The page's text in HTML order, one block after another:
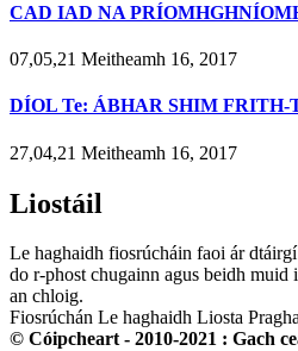
CAD IAD NA
07,05,21 Meitheamh 16, 2017
DÍOL Te: ÁBHAR SHIM FRITH-
27,04,21 Meitheamh 16, 2017
Liostáil
Le haghaidh fiosrúcháin faoi ár
do r-phost chugainn agus beidh muid
an chloig.
Fiosrúchán Le haghaidh Liosta
© Cóipcheart - 2010-2021 : Gach